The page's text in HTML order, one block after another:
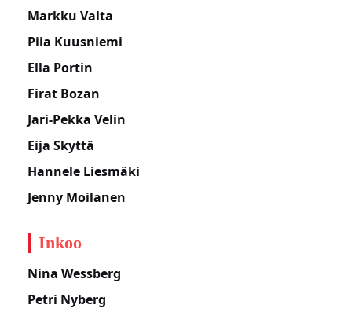
Markku Valta
Piia Kuusniemi
Ella Portin
Firat Bozan
Jari-Pekka Velin
Eija Skyttä
Hannele Liesmäki
Jenny Moilanen
Inkoo
Nina Wessberg
Petri Nyberg